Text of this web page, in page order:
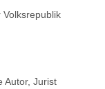
Autor, Jurist